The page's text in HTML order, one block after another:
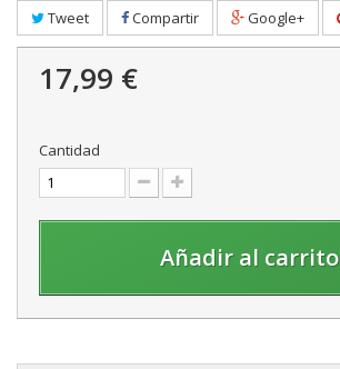
Tweet Compartir Google+
17,99 €
Cantidad
Añadir al carrito